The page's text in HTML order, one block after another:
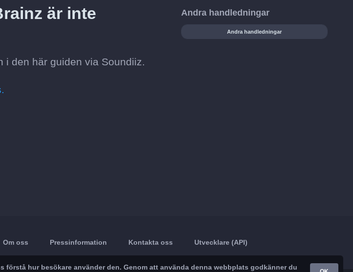
är inte
i den här guiden via Soundiiz.
Andra handledningar
Andra handledningar
Om oss Pressinformation Kontakta oss Utvecklare (API)
hur besökare använder den. Genom att använda denna webbplats godkänner du